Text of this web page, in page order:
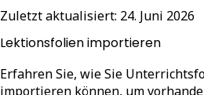
Zuletzt aktualisiert: 24. Juni 2026
Lektionsfolien importieren
Erfahren Sie, wie Sie
importieren können, um